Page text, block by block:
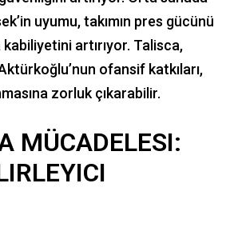
uyumu, takımın pres gücünü
artırıyor. Talisca,
ofansif katkıları,
zorluk çıkarabilir.
MÜCADELESI: